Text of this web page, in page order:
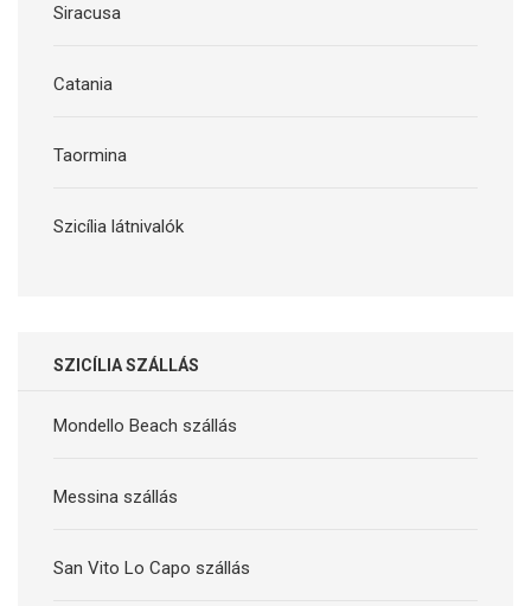
Siracusa
Catania
Taormina
Szicília látnivalók
SZICÍLIA SZÁLLÁS
Mondello Beach szállás
Messina szállás
San Vito Lo Capo szállás